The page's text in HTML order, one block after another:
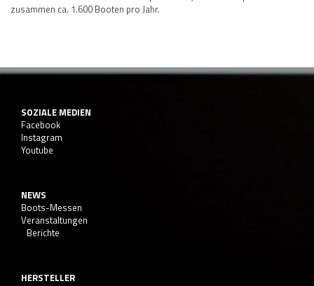
zusammen ca. 1.600 Booten pro Jahr.
SOZIALE MEDIEN
Facebook
Instagram
Youtube
NEWS
Boots-Messen
Veranstaltungen
Berichte
HERSTELLER